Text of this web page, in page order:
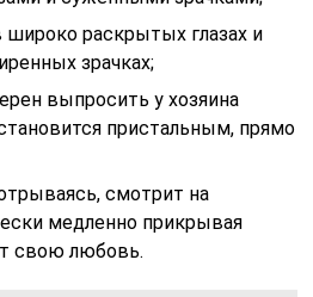
широко раскрытых глазах и
зрачках;
выпросить у хозяина
пристальным, прямо
смотрит на
медленно прикрывая
свою любовь.